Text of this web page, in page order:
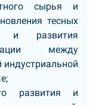
сырья и
тесных
и развития
между
развития и